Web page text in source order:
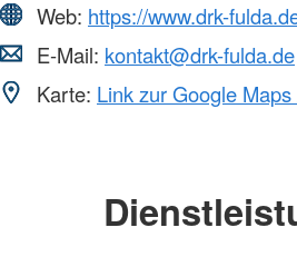
Web: https://www.drk-
E-Mail: kontakt@drk-fulda.de
Karte: Link zur Google